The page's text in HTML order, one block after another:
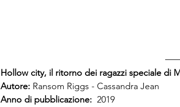
Hollow city, il ritorno dei ragazzi speciale di
Autore: Ransom Riggs - Cassandra Jean
Anno di pubblicazione: 2019